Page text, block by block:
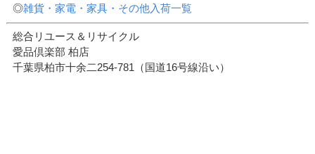
◎雑貨・家電・家具・その他入荷一覧
総合リユース＆リサイクル
愛品倶楽部 柏店
千葉県柏市十余二254-781（国道16号線沿い）